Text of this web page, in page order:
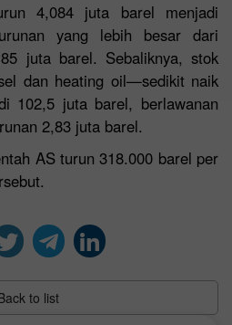
4,084 juta barel menjadi
yang lebih besar dari
juta barel. Sebaliknya, stok
dan heating oil—sedikit naik
102,5 juta barel, berlawanan
2,83 juta barel.
AS turun 318.000 barel per
to list